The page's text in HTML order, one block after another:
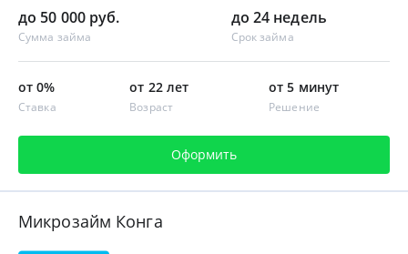
до 50 000 руб.
Сумма займа
до 24 недель
Срок займа
от 0%
Ставка
от 22 лет
Возраст
от 5 минут
Решение
Оформить
Микрозайм Конга